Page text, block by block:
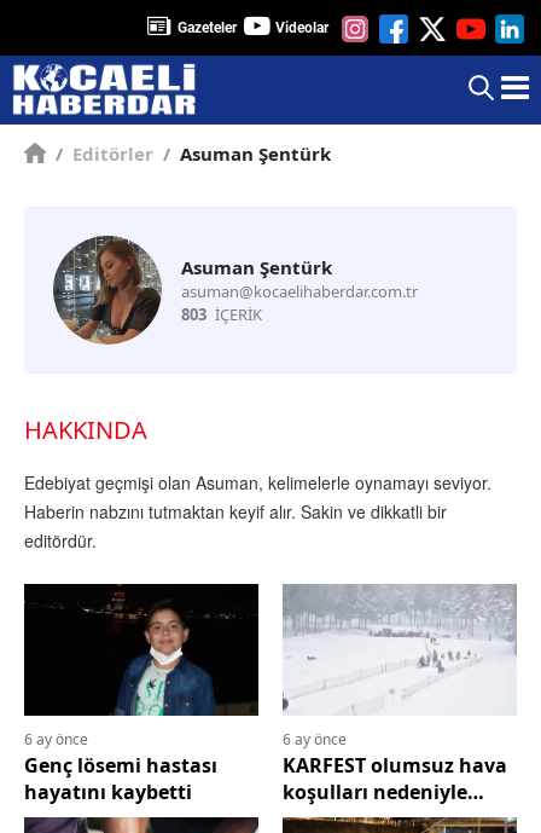
Gazeteler Videolar
/ Editörler / Asuman Şentürk
Asuman Şentürk
asuman@kocaelihaberdar.com.tr
803 İÇERİK
HAKKINDA
Edebiyat geçmişi olan Asuman, kelimelerle oynamayı seviyor.
Haberin nabzını tutmaktan keyif alır. Sakin ve dikkatli bir
editördür.
6 ay önce
Genç lösemi hastası
hayatını kaybetti
6 ay önce
KARFEST olumsuz hava
koşulları nedeniyle
ertelendi